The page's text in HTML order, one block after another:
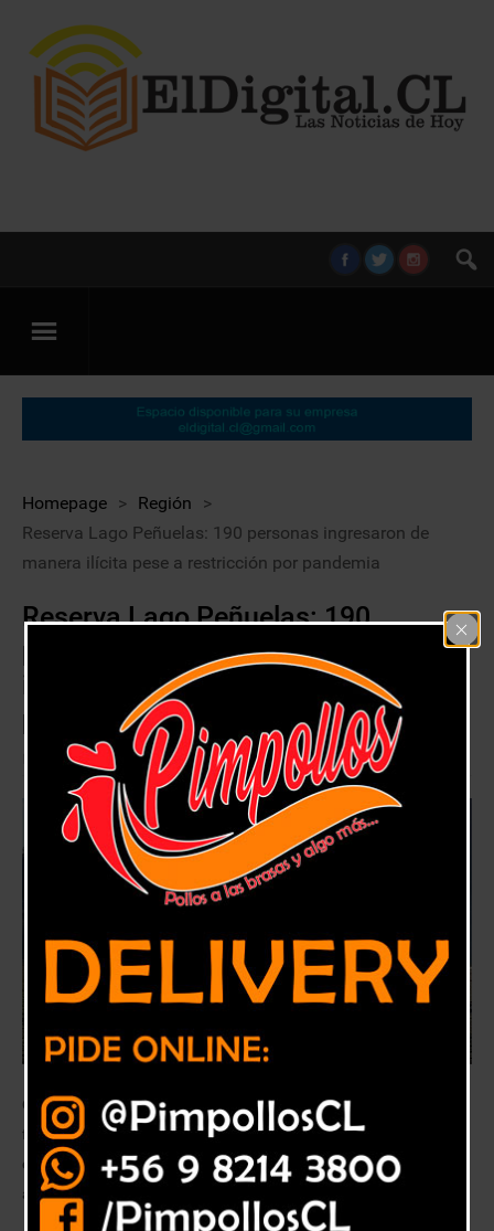
Homepage > Región
>
Reserva Lago Peñuelas: 190 personas ingresaron de
manera ilícita pese a restricción por pandemia
Reserva Lago Peñuelas: 190
personas ingresaron de manera
ilícita pese a restricción por
pandemia
10 junio, 2020 Región
Conaf mantiene cerrado el entorno silvestre, como medida preventiva
frente a la emergencia sanitaria. Gran parte de los infractores no
contaba con implementos básicos de seguridad, como mascarillas o
alcohol gel.